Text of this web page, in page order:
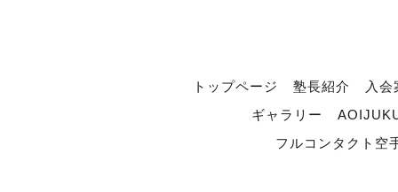
トップページ 塾長紹介
入
ギャラリー
フルコンタクト空